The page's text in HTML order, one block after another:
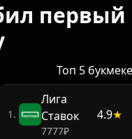
первый
Топ 5
1.
Лига
Ставок
7777₽
4.9★